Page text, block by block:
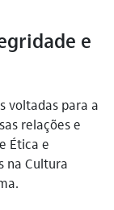
e
voltadas para a
relações e
Ética e
na Cultura